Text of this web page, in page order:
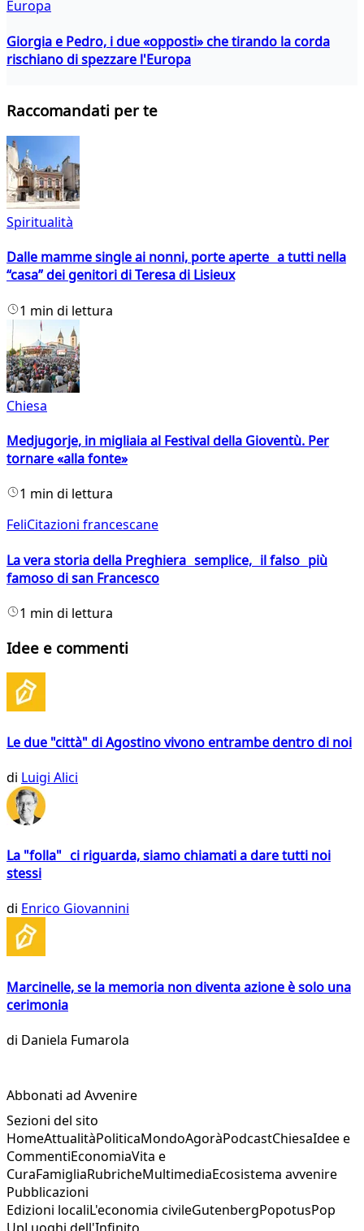
Europa
Giorgia e Pedro, i due «opposti» che tirando la corda
rischiano di spezzare l'Europa
Raccomandati per te
Spiritualità
Dalle mamme single ai nonni, porte aperte a tutti nella
“casa” dei genitori di Teresa di Lisieux
1 min di lettura
Chiesa
Medjugorje, in migliaia al Festival della Gioventù. Per
tornare «alla fonte»
1 min di lettura
FeliCitazioni francescane
La vera storia della Preghiera semplice, il falso più
famoso di san Francesco
1 min di lettura
Idee e commenti
Le due "città" di Agostino vivono entrambe dentro di noi
di Luigi Alici
La "folla" ci riguarda, siamo chiamati a dare tutti noi
stessi
di Enrico Giovannini
Marcinelle, se la memoria non diventa azione è solo una
cerimonia
di Daniela Fumarola
Abbonati ad Avvenire
Sezioni del sito
HomeAttualitàPoliticaMondoAgoràPodcastChiesaIdee e
CommentiEconomiaVita e
CuraFamigliaRubricheMultimediaEcosistema avvenire
Pubblicazioni
Edizioni localiL'economia civileGutenbergPopotusPop